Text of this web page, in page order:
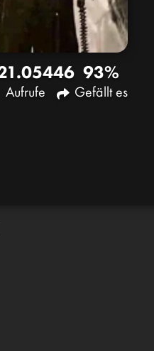
Aufrufe
46 93%
Gefällt es